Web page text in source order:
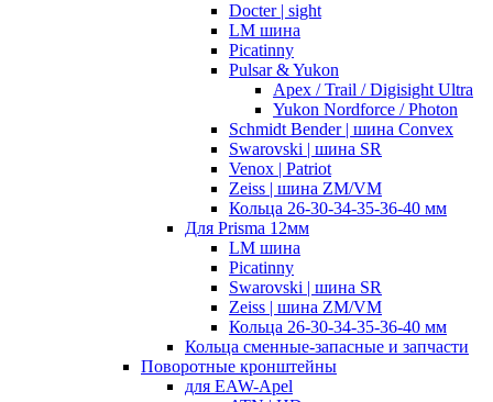
Docter | sight
LM шина
Picatinny
Pulsar & Yukon
Apex / Trail / Digisight Ultra
Yukon Nordforce / Photon
Schmidt Bender | шина Convex
Swarovski | шина SR
Venox | Patriot
Zeiss | шина ZM/VM
Кольца 26-30-34-35-36-40 мм
Для Prisma 12мм
LM шина
Picatinny
Swarovski | шина SR
Zeiss | шина ZM/VM
Кольца 26-30-34-35-36-40 мм
Кольца сменные-запасные и запчасти
Поворотные кронштейны
для EAW-Apel